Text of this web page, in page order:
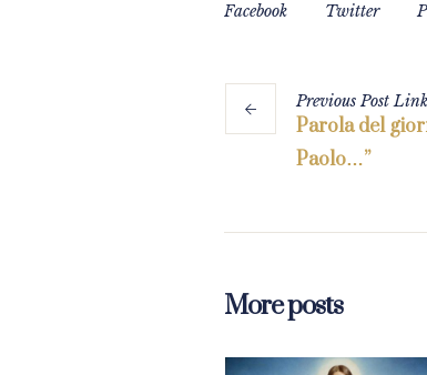
Facebook Twitter
PreviousPostLink
Parola del
Paolo…”
More posts